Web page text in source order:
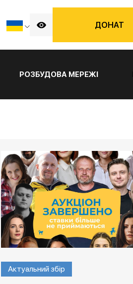
ДОНАТ
РОЗБУДОВА МЕРЕЖІ
Актуальний збір